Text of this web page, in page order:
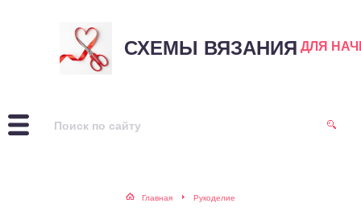
СХЕМЫ ВЯЗАНИЯ ДЛЯ
Главная Рукоделие